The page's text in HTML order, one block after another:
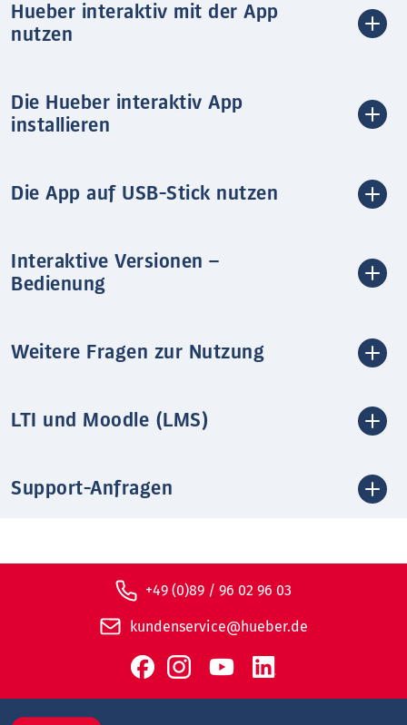
Hueber interaktiv mit der App
nutzen
Die Hueber interaktiv App
installieren
Die App auf USB-Stick nutzen
Interaktive Versionen –
Bedienung
Weitere Fragen zur Nutzung
LTI und Moodle (LMS)
Support-Anfragen
+49 (0)89 / 96 02 96 03
kundenservice@hueber.de